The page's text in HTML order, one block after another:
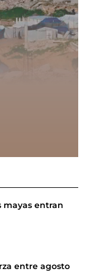
mayas entran
entre agosto